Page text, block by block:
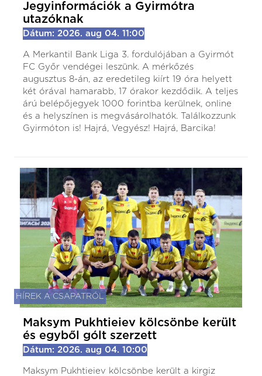
Jegyinformációk a Gyirmótra
utazóknak
Dátum: 2026. aug 04. 11:00
A Merkantil Bank Liga 3. fordulójában a Gyirmót
FC Győr vendégei leszünk. A mérkőzés
augusztus 8-án, az eredetileg kiírt 19 óra helyett
két órával hamarabb, 17 órakor kezdődik. A teljes
árú belépőjegyek 1000 forintba kerülnek, online
és a helyszínen is megvásárolhatók. Találkozzunk
Gyirmóton is! Hajrá, Vegyész! Hajrá, Barcika!
HÍREK A CSAPATRÓL
Maksym Pukhtieiev kölcsönbe került
és egyből gólt szerzett
Dátum: 2026. aug 04. 10:00
Maksym Pukhtieiev kölcsönbe került a kirgiz